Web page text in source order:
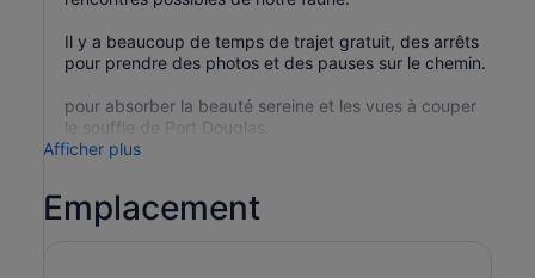
Il y a beaucoup de temps de trajet gratuit, des arrêts
pour prendre des photos et des pauses sur le chemin.
pour absorber la beauté sereine et les vues à couper
le souffle de Port Douglas.
Afficher plus
Emplacement